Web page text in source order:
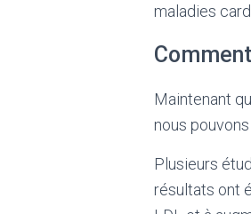
maladies
Maintenant
nous
Plusieurs
résultats ont